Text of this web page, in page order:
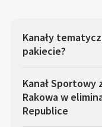
Kanały
pakiecie?
Kanał Sportowy
Rakowa w
Republice